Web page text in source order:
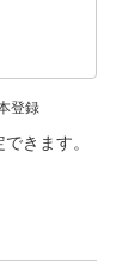
登録
きます。